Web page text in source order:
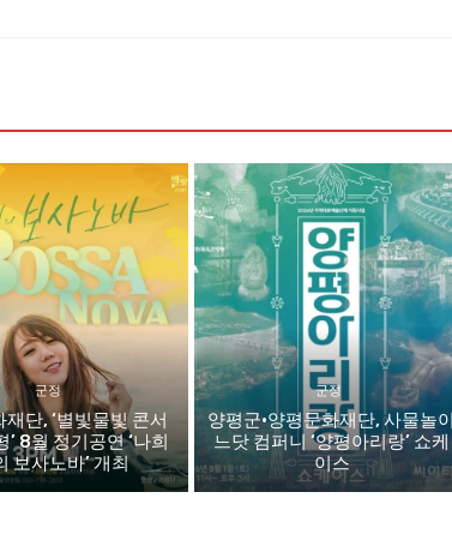
군정
단, ‘별빛물빛 콘서
’ 8월 정기공연 ‘나희
보사노바’ 개최
군정
양평군·양평문화재단, 사물놀이
느닷 컴퍼니 ‘양평아리랑’ 쇼케
이스